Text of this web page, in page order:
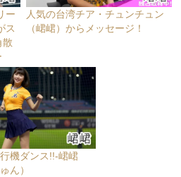
ー
ス
散
人気の台湾チア・チュンチュン
（峮峮）からメッセージ！
機ダンス!!-峮峮
ん）